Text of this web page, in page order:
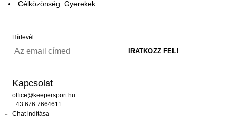
Célközönség: Gyerekek
Hírlevél
Kapcsolat
office@keepersport.hu
+43 676 7664611
Chat indítása